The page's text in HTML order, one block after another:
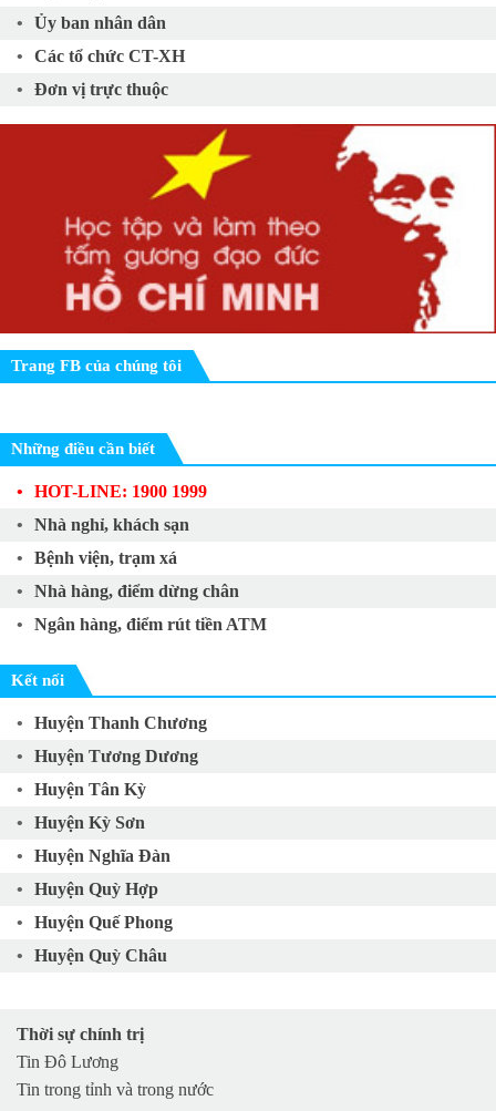
Ủy ban nhân dân
Các tổ chức CT-XH
Đơn vị trực thuộc
Trang FB của chúng tôi
Những điều cần biết
HOT-LINE: 1900 1999
Nhà nghỉ, khách sạn
Bệnh viện, trạm xá
Nhà hàng, điểm dừng chân
Ngân hàng, điểm rút tiền ATM
Kết nối
Huyện Thanh Chương
Huyện Tương Dương
Huyện Tân Kỳ
Huyện Kỳ Sơn
Huyện Nghĩa Đàn
Huyện Quỳ Hợp
Huyện Quế Phong
Huyện Quỳ Châu
Huyện Quỳnh Lưu
Huyện Yên Thành
Huyện Anh Sơn
Thời sự chính trị
Tin Đô Lương
Tin trong tỉnh và trong nước